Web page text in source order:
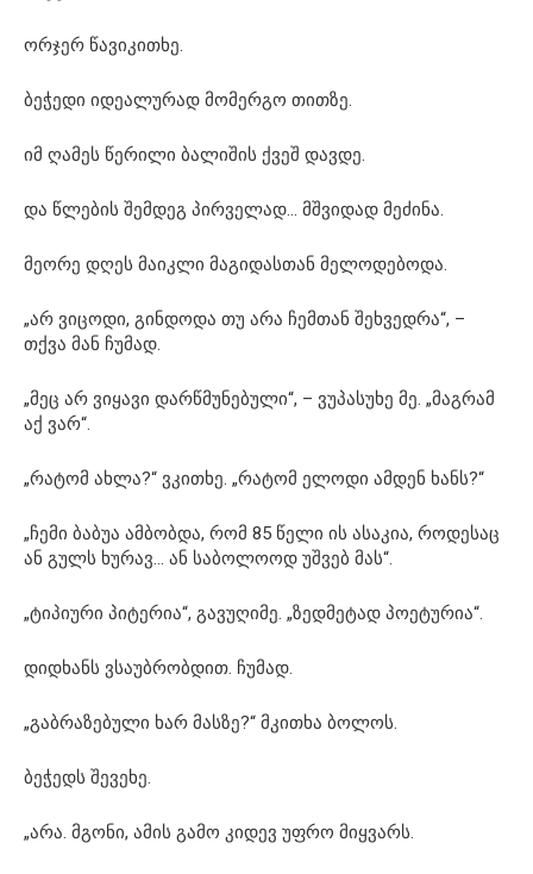
ორჯერ წავიკითხე.
ბეჭედი იდეალურად მომერგო თითზე.
იმ ღამეს წერილი ბალიშის ქვეშ დავდე.
და წლების შემდეგ პირველად… მშვიდად მეძინა.
მეორე დღეს მაიკლი მაგიდასთან მელოდებოდა.
„არ ვიცოდი, გინდოდა თუ არა ჩემთან შეხვედრა“, –
თქვა მან ჩუმად.
„მეც არ ვიყავი დარწმუნებული“, – ვუპასუხე მე. „მაგრამ
აქ ვარ“.
„რატომ ახლა?“ ვკითხე. „რატომ ელოდი ამდენ ხანს?“
„ჩემი ბაბუა ამბობდა, რომ 85 წელი ის ასაკია, როდესაც
ან გულს ხურავ… ან საბოლოოდ უშვებ მას“.
„ტიპიური პიტერია“, გავუღიმე. „ზედმეტად პოეტურია“.
დიდხანს ვსაუბრობდით. ჩუმად.
„გაბრაზებული ხარ მასზე?“ მკითხა ბოლოს.
ბეჭედს შევეხე.
„არა. მგონი, ამის გამო კიდევ უფრო მიყვარს.